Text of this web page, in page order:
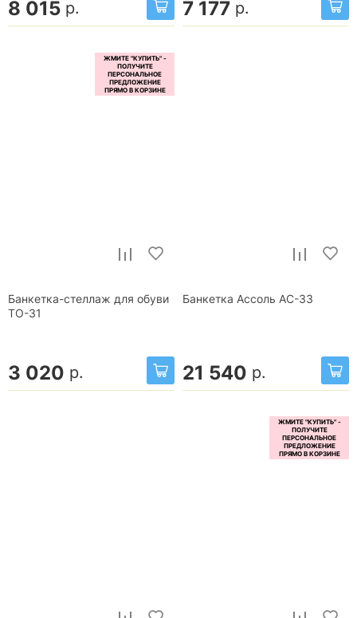
8 015 р. 7 177 р.
Банкетка-стеллаж для обуви
ТО-31
3 020 р.
Банкетка Ассоль АС-33
21 540 р.